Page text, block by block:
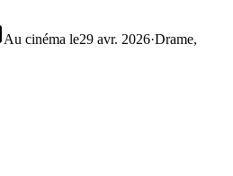
Au cinéma le29 avr. 2026·Drame,